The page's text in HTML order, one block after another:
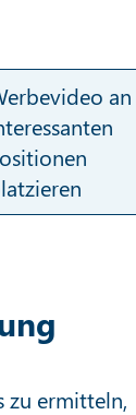
an
zu ermitteln,